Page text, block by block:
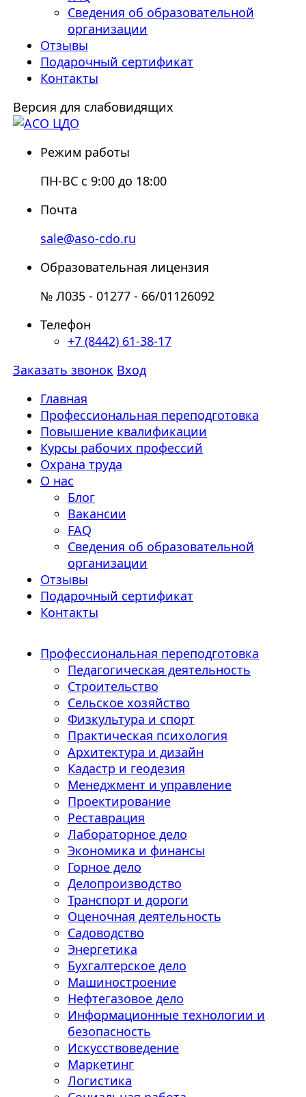
Сведения об образовательной
организации
Отзывы
Подарочный сертификат
Контакты
Версия для слабовидящих
Режим работы
ПН-ВС с 9:00 до 18:00
Почта
sale@aso-cdo.ru
Образовательная лицензия
№ Л035 - 01277 - 66/01126092
Телефон
+7 (8442) 61-38-17
Заказать звонок Вход
Главная
Профессиональная переподготовка
Повышение квалификации
Курсы рабочих профессий
Охрана труда
О нас
Блог
Вакансии
FAQ
Сведения об образовательной
организации
Отзывы
Подарочный сертификат
Контакты
Профессиональная переподготовка
Педагогическая деятельность
Строительство
Сельское хозяйство
Физкультура и спорт
Практическая психология
Архитектура и дизайн
Кадастр и геодезия
Менеджмент и управление
Проектирование
Реставрация
Лабораторное дело
Экономика и финансы
Горное дело
Делопроизводство
Транспорт и дороги
Оценочная деятельность
Садоводство
Энергетика
Бухгалтерское дело
Машиностроение
Нефтегазовое дело
Информационные технологии и
безопасность
Искусствоведение
Маркетинг
Логистика